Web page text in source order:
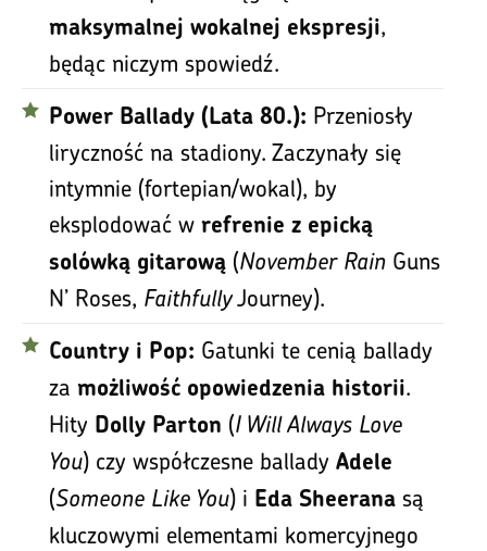
maksymalnej wokalnej ekspresji,
będąc niczym spowiedź.
Power Ballady (Lata 80.): Przeniosły
liryczność na stadiony. Zaczynały się
intymnie (fortepian/wokal), by
eksplodować w refrenie z epicką
solówką gitarową (November Rain Guns
N’ Roses, FaithfullyJourney).
Country i Pop: Gatunki te cenią ballady
za możliwość opowiedzenia historii.
Hity Dolly Parton (I Will Always Love
You) czy współczesne ballady Adele
(Someone Like You) i Eda Sheerana są
kluczowymi elementami komercyjnego